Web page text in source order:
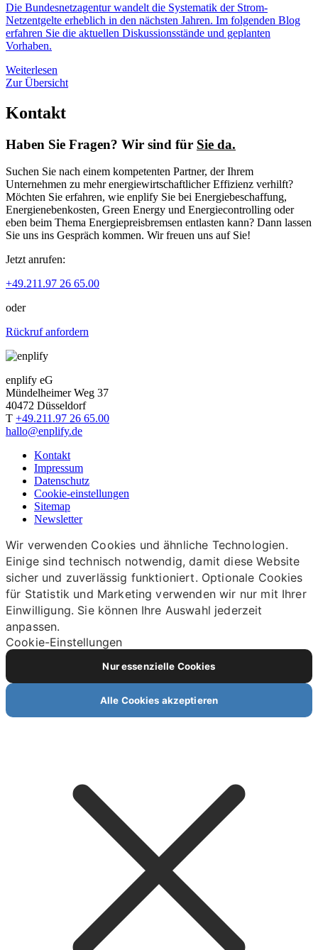
Die Bundesnetzagentur wandelt die Systematik der Strom-
Netzentgelte erheblich in den nächsten Jahren. Im folgenden Blog
erfahren Sie die aktuellen Diskussionsstände und geplanten
Vorhaben.
Weiterlesen
Zur Übersicht
Kontakt
Haben Sie Fragen? Wir sind für Sie da.
Suchen Sie nach einem kompetenten Partner, der Ihrem
Unternehmen zu mehr energiewirtschaftlicher Effizienz verhilft?
Möchten Sie erfahren, wie enplify Sie bei Energiebeschaffung,
Energienebenkosten, Green Energy und Energiecontrolling oder
eben beim Thema Energiepreisbremsen entlasten kann? Dann lassen
Sie uns ins Gespräch kommen. Wir freuen uns auf Sie!
Jetzt anrufen:
+49.211.97 26 65.00
oder
Rückruf anfordern
enplify eG
Mündelheimer Weg 37
40472 Düsseldorf
T +49.211.97 26 65.00
hallo@enplify.de
Kontakt
Impressum
Datenschutz
Cookie-einstellungen
Sitemap
Newsletter
Wir verwenden Cookies und ähnliche Technologien.
Einige sind technisch notwendig, damit diese Website
sicher und zuverlässig funktioniert. Optionale Cookies
für Statistik und Marketing verwenden wir nur mit Ihrer
Einwilligung. Sie können Ihre Auswahl jederzeit
anpassen.
Cookie-Einstellungen
Nur essenzielle Cookies
Alle Cookies akzeptieren